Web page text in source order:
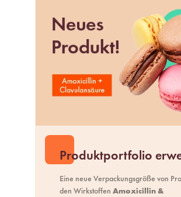
Produktportfolio
Eine neue Verpackungsgröße von
den Wirkstoffen Amoxicillin &